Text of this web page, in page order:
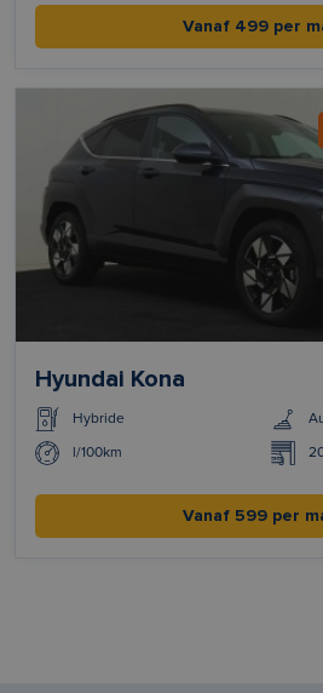
Vanaf 499 per
Hyundai Kona
Hybride
l/100km
Vanaf 599 per